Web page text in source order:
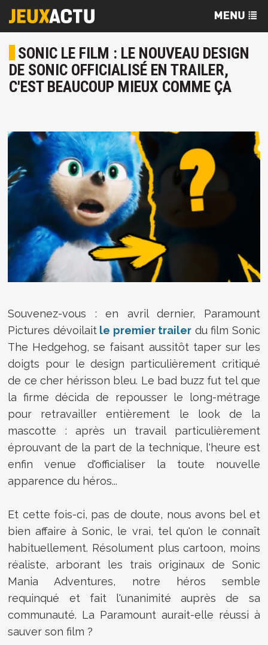
SONIC LE FILM : LE NOUVEAU DESIGN
DE SONIC OFFICIALISÉ EN TRAILER,
C'EST BEAUCOUP MIEUX COMME ÇA
Souvenez-vous : en avril dernier, Paramount
Pictures dévoilaitle premier trailer du film Sonic
The Hedgehog, se faisant aussitôt taper sur les
doigts pour le design particulièrement critiqué
de ce cher hérisson bleu. Le bad buzz fut tel que
la firme décida de repousser le long-métrage
pour retravailler entièrement le look de la
mascotte : après un travail particulièrement
éprouvant de la part de la technique, l'heure est
enfin venue d'officialiser la toute nouvelle
apparence du héros...
Et cette fois-ci, pas de doute, nous avons bel et
bien affaire à Sonic, le vrai, tel qu'on le connaît
habituellement. Résolument plus cartoon, moins
réaliste, arborant les trais originaux de Sonic
Mania Adventures, notre héros semble
requinqué et fait l'unanimité auprès de sa
communauté. La Paramount aurait-elle réussi à
sauver son film ?